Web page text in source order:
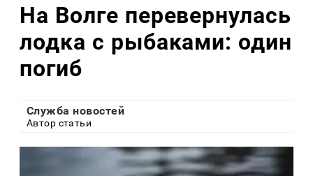
На Волге перевернулась
лодка с рыбаками: один
погиб
Служба новостей
Автор статьи